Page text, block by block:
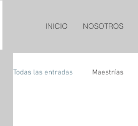
INICIO NOSOTROS
Todas las entradas Maestrías